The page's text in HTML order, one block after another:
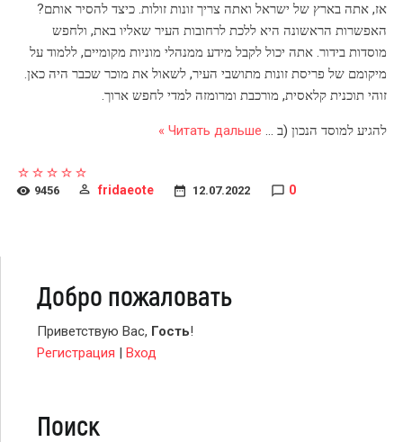
אז, אתה בארץ של ישראל ואתה צריך זונות זולות. כיצד להסיר אותם?
האפשרות הראשונה היא ללכת לרחובות העיר שאליו באת, ולחפש
מוסדות בידור. אתה יכול לקבל מידע ממנהלי מוניות מקומיים, ללמוד על
מיקומם של פריסת זונות מתושבי העיר, לשאול את מוכר שכבר היה כאן.
זוהי תוכנית קלאסית, מורכבת ומרומזה למדי לחפש ארוך.
להגיע למוסד הנכון (ב ...
Читать дальше »
9456 fridaeote 12.07.2022 0
Добро пожаловать
Приветствую Вас, Гость!
Регистрация | Вход
Поиск